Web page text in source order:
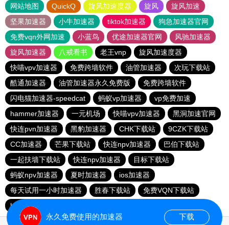
网站地图 QuickQ 旋风加速度器 旋风
旋风加速
坚果加速器
小牛加速器 tiktok加速器
狗急加速器官网
免费vqn外网加速
小蓝鸟 优途加速器官网
风驰加速器
旋风加速器
八戒看书 老王vnp
旋风加速度器
快喵vpv加速器
免费跨墙软件 油管加速器
次玩下载站
酷通加速器
油管加速器永久免费版
免费跨墙软件
闪电猫加速器-speedcat
蚂蚁vp加速器
vp免费加速
hammer加速器
一元机场 快喵vpv加速器
黑洞加速官网
快连pvn加速器
黑豹加速器 CHK下载站
9CZK下载站
CC加速器
芒果下载站 快连npv加速器
巴伯下载站
一起扶墙下载站
快连npv加速器
目标下载站
蚂蚁npv加速器
夏时加速器
ios加速器
每天试用一小时加速器
胜春下载站
免费VQN下载站
hammer加速器
永久免费使用的加速器 下载